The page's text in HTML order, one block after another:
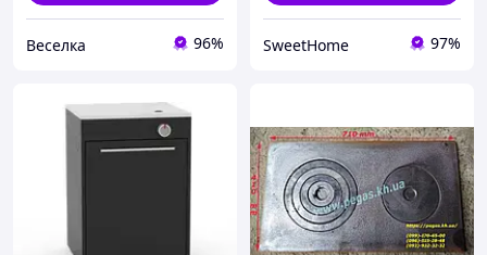
Веселка 96% SweetHome 97%